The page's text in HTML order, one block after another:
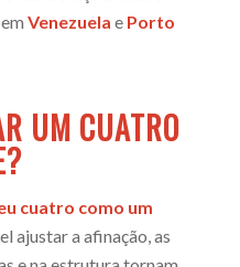
Venezuela e Porto
UM CUATRO
cuatro como um
ajustar a afinação, as